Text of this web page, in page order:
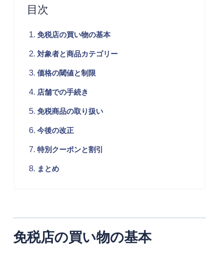
目次
免税店の買い物の基本
対象者と商品カテゴリー
価格の閾値と制限
店舗での手続き
免税商品の取り扱い
今後の改正
特別クーポンと割引
まとめ
免税店の買い物の基本